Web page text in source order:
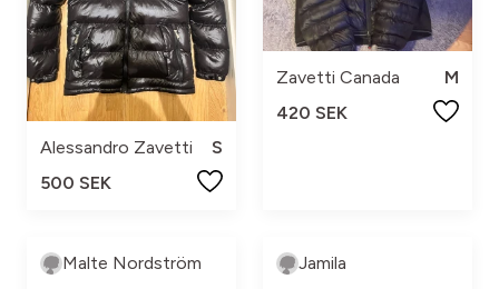
Alessandro Zavetti
S
500 SEK
Zavetti Canada
M
420 SEK
Malte Nordström Jamila